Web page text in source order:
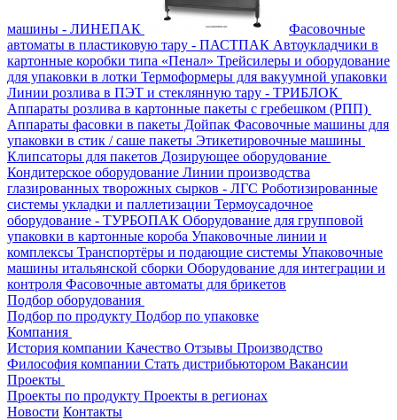
машины - ЛИНЕПАК
Фасовочные
автоматы в пластиковую тару - ПАСТПАК Автоукладчики в
картонные коробки типа «Пенал» Трейсилеры и оборудование
для упаковки в лотки Термоформеры для вакуумной упаковки
Линии розлива в ПЭТ и стеклянную тару - ТРИБЛОК
Аппараты розлива в картонные пакеты с гребешком (РПП)
Аппараты фасовки в пакеты Дойпак Фасовочные машины для
упаковки в стик / саше пакеты Этикетировочные машины
Клипсаторы для пакетов Дозирующее оборудование
Кондитерское оборудование Линии производства
глазированных творожных сырков - ЛГС Роботизированные
системы укладки и паллетизации Термоусадочное
оборудование - ТУРБОПАК Оборудование для групповой
упаковки в картонные короба Упаковочные линии и
комплексы Транспортёры и подающие системы Упаковочные
машины итальянской сборки Оборудование для интеграции и
контроля Фасовочные автоматы для брикетов
Подбор оборудования
Подбор по продукту Подбор по упаковке
Компания
История компании Качество Отзывы Производство
Философия компании Стать дистрибьютором Вакансии
Проекты
Проекты по продукту Проекты в регионах
Новости Контакты